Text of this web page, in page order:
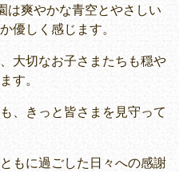
は爽やかな青空とやさしい
優しく感じます。
大切なお子さまたちも穏や
す。
、きっと皆さまを見守って
もに過ごした日々への感謝